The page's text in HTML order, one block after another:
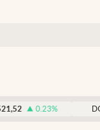
0.23% DÓLAR